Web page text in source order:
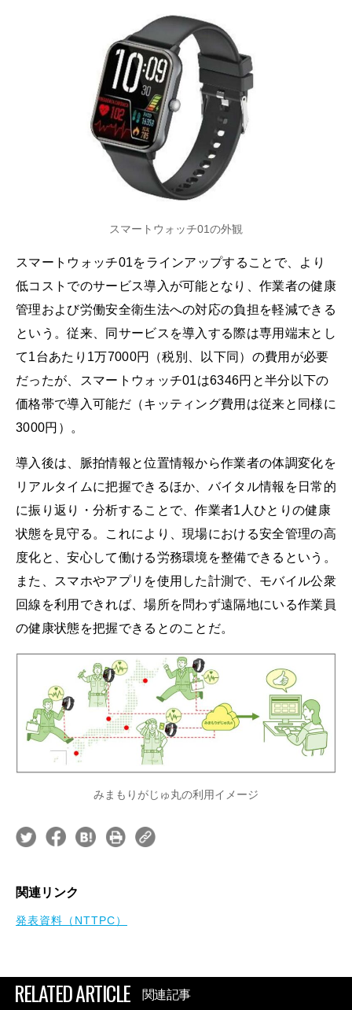
スマートウォッチ01の外観
スマートウォッチ01をラインアップすることで、より
低コストでのサービス導入が可能となり、作業者の健康
管理および労働安全衛生法への対応の負担を軽減できる
という。従来、同サービスを導入する際は専用端末とし
て1台あたり1万7000円（税別、以下同）の費用が必要
だったが、スマートウォッチ01は6346円と半分以下の
価格帯で導入可能だ（キッティング費用は従来と同様に
3000円）。
導入後は、脈拍情報と位置情報から作業者の体調変化を
リアルタイムに把握できるほか、バイタル情報を日常的
に振り返り・分析することで、作業者1人ひとりの健康
状態を見守る。これにより、現場における安全管理の高
度化と、安心して働ける労務環境を整備できるという。
また、スマホやアプリを使用した計測で、モバイル公衆
回線を利用できれば、場所を問わず遠隔地にいる作業員
の健康状態を把握できるとのことだ。
みまもりがじゅ丸の利用イメージ
関連リンク
発表資料（NTTPC）
RELATED ARTICLE 関連記事